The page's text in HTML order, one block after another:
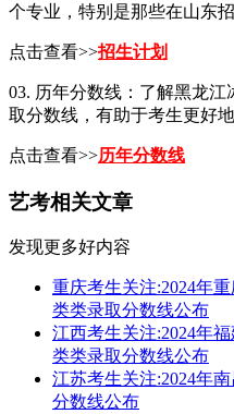
个专业，特别是那些在山东
点击查看>>招生计划
03. 历年分数线：了解黑龙
取分数线，有助于考生更好
点击查看>>历年分数线
艺考相关文章
发现更多好内容
重庆考生关注:2024年
类类录取分数线公布
江西考生关注:2024年
类类录取分数线公布
江苏考生关注:2024年
分数线公布